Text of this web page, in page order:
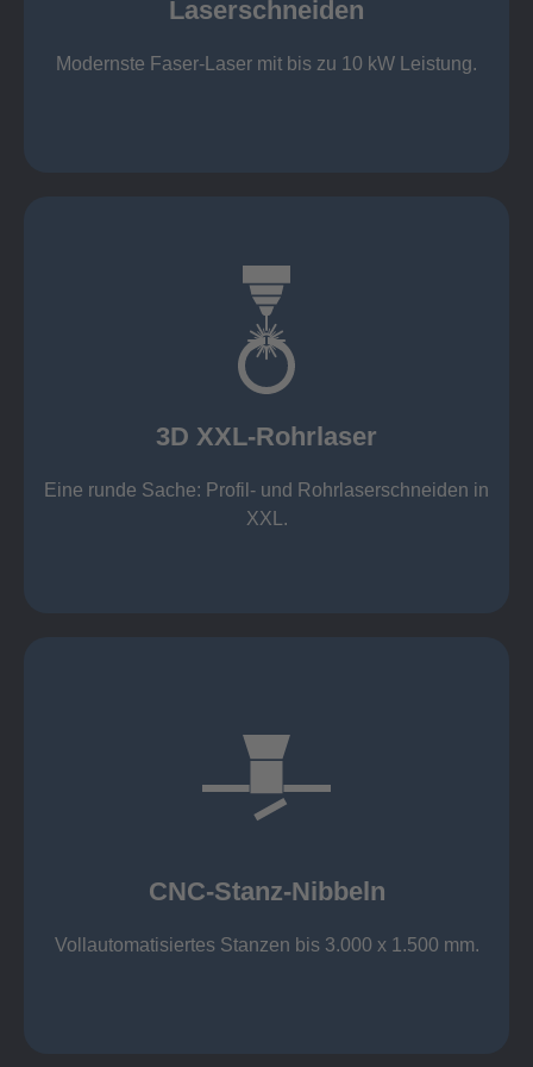
Laserschneiden
Modernste Faser-Laser mit bis zu 10 kW Leistung.
Laserschneiden
Stahl bis 12 mm oxidfrei (Schmelzschneiden)
3D XXL-Rohrlaser
Eine runde Sache: Profil- und Rohrlaserschneiden in
XXL.
3D XXL-Rohrlaser
Rechteckprofile bis 300 x 300 mm
Wandstärken:
Nichtrostende Stähle 15 mm (oxidfrei)
Aluminium 10 mm (oxidfrei)
CNC-Stanz-Nibbeln
Vollautomatisiertes Stanzen bis 3.000 x 1.500 mm.
Stahl bis 6 mm
großer Standard-Werkzeug-Park